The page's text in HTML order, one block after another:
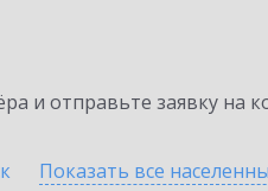
и отправьте заявку на
Показать все